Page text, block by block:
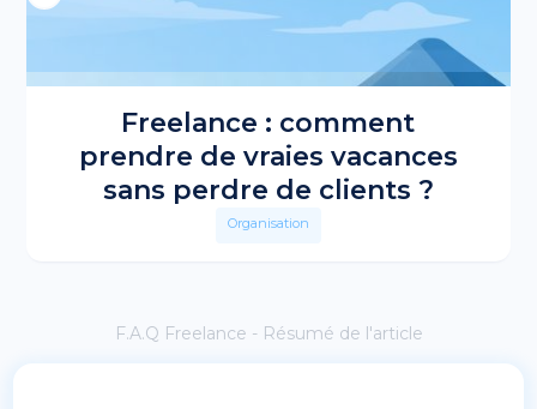
Freelance : comment
prendre de vraies vacances
sans perdre de clients ?
Organisation
F.A.Q Freelance - Résumé de l'article